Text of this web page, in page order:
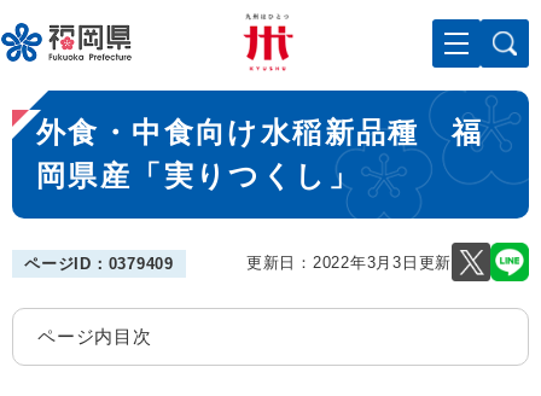
ー
ジ
先
頭
。
メニューを飛ばして本文へ
本
文
外食・中食向け水稲新品種 福
岡県産「実りつくし」
ページID：0379409 更新日：2022年3月3日更新
ページ内目次